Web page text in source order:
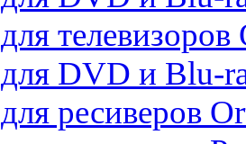
телевизоров
DVD и Blu-
ресиверов